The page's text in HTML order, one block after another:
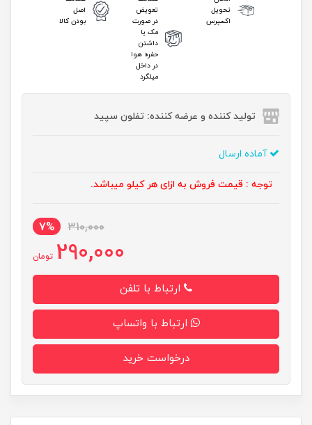
تحویل
اکسپرس
تعویض
در صورت
مک یا
داشتن
حفره هوا
در داخل
میلگرد
اصل
بودن کالا
تولید کننده و عرضه کننده: تفلون سپید
آماده ارسال
توجه : قیمت فروش به ازای هر کیلو میباشد.
310,000
7%
290,000 تومان
ارتباط با تلفن
ارتباط با واتساپ
درخواست خرید